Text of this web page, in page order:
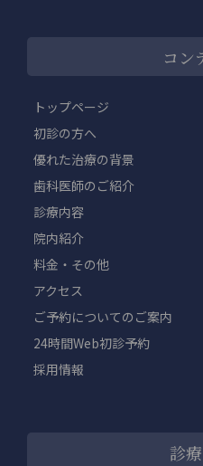
コン
トップページ
初診の方へ
優れた治療の背景
歯科医師のご紹介
診療内容
院内紹介
料金・その他
アクセス
ご予約についてのご案内
24時間Web初診予約
採用情報
診